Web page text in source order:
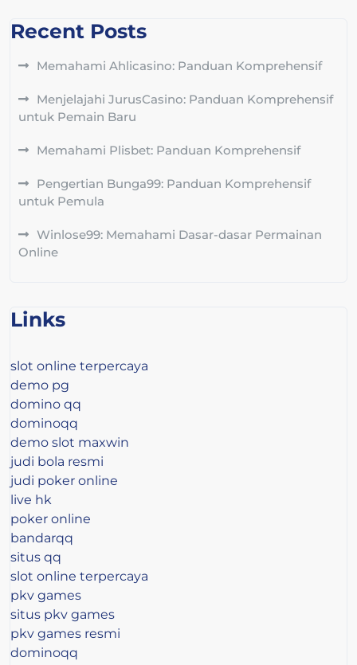
Recent Posts
Memahami Ahlicasino: Panduan Komprehensif
Menjelajahi JurusCasino: Panduan Komprehensif
untuk Pemain Baru
Memahami Plisbet: Panduan Komprehensif
Pengertian Bunga99: Panduan Komprehensif
untuk Pemula
Winlose99: Memahami Dasar-dasar Permainan
Online
Links
slot online terpercaya
demo pg
domino qq
dominoqq
demo slot maxwin
judi bola resmi
judi poker online
live hk
poker online
bandarqq
situs qq
slot online terpercaya
pkv games
situs pkv games
pkv games resmi
dominoqq